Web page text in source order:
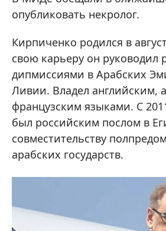
опубликовать некролог.
Кирпиченко родился в
свою карьеру он руководил
дипмиссиями в Арабских
Ливии. Владел английским,
французским языками. С
был российским послом в
совместительству
арабских государств.